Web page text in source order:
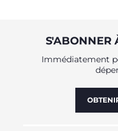
S'ABONNER
Immédiatement